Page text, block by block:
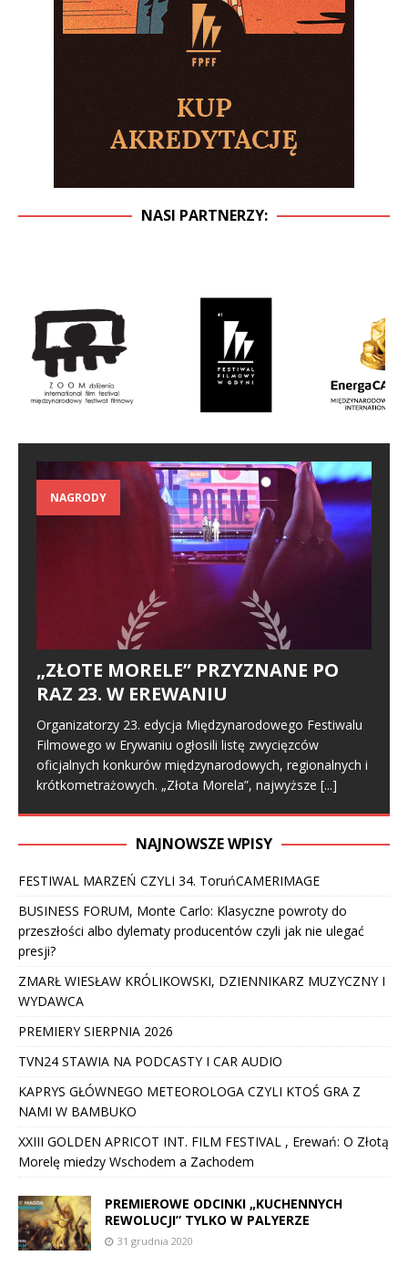
NASI PARTNERZY:
NAGRODY
„ZŁOTE MORELE” PRZYZNANE PO
RAZ 23. W EREWANIU
Organizatorzy 23. edycja Międzynarodowego Festiwalu
Filmowego w Erywaniu ogłosili listę zwycięzców
oficjalnych konkurów międzynarodowych, regionalnych i
krótkometrażowych. „Złota Morela”, najwyższe [...]
NAJNOWSZE WPISY
FESTIWAL MARZEŃ CZYLI 34. ToruńCAMERIMAGE
BUSINESS FORUM, Monte Carlo: Klasyczne powroty do
przeszłości albo dylematy producentów czyli jak nie ulegać
presji?
ZMARŁ WIESŁAW KRÓLIKOWSKI, DZIENNIKARZ MUZYCZNY I
WYDAWCA
PREMIERY SIERPNIA 2026
TVN24 STAWIA NA PODCASTY I CAR AUDIO
KAPRYS GŁÓWNEGO METEOROLOGA CZYLI KTOŚ GRA Z
NAMI W BAMBUKO
XXIII GOLDEN APRICOT INT. FILM FESTIVAL , Erewań: O Złotą
Morelę miedzy Wschodem a Zachodem
PREMIEROWE ODCINKI „KUCHENNYCH
REWOLUCJI” TYLKO W PALYERZE
31 grudnia 2020